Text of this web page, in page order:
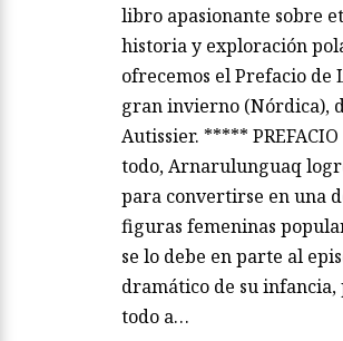
libro apasionante sobre
historia y exploración
ofrecemos el Prefacio de
gran invierno (Nórdica),
Autissier. ***** PREFACIO
todo, Arnarulunguaq
para convertirse en una
figuras femeninas
se lo debe en parte al
dramático de su infancia,
todo a…